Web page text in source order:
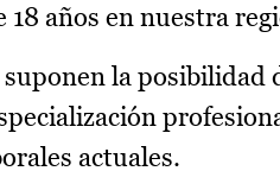
años en nuestra
la posibilidad
actuales.